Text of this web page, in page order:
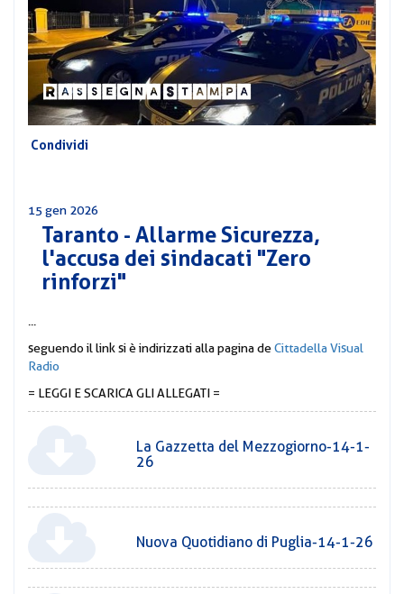
PREVIDENZA
CONVENZIONI
AREA
DIRIGENZIALE
CIRCOLARI
CORSI
MOBILITÀ
DEL
PERSONALE
Condividi
15 gen 2026
Taranto - Allarme Sicurezza,
l'accusa dei sindacati "Zero
rinforzi"
seguendo il link si è indirizzati alla pagina deCittadella Visual
Radio
= LEGGI E SCARICA GLI ALLEGATI =
La Gazzetta del Mezzogiorno-14-1-
26
Nuova Quotidiano di Puglia-14-1-26